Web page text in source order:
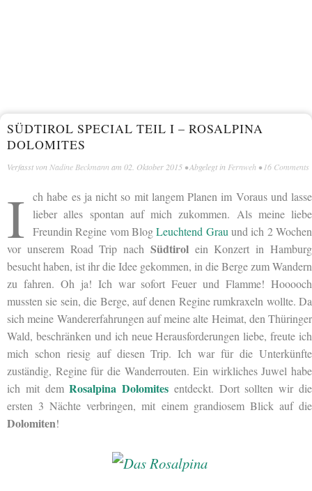
SÜDTIROL SPECIAL TEIL I – ROSALPINA
DOLOMITES
Verfasst von Nadine Beckmann am 02. Oktober 2015 • Abgelegt in Fernweh • 16 Comments
I ch habe es ja nicht so mit langem Planen im Voraus und lasse
lieber alles spontan auf mich zukommen. Als meine liebe
Freundin Regine vom BlogLeuchtend Grau und ich 2 Wochen
vor unserem Road Trip nach Südtirolein Konzert in Hamburg
besucht haben, ist ihr die Idee gekommen, in die Berge zum Wandern
zu fahren. Oh ja! Ich war sofort Feuer und Flamme! Hooooch
mussten sie sein, die Berge, auf denen Regine rumkraxeln wollte. Da
sich meine Wandererfahrungen auf meine alte Heimat, den Thüringer
Wald, beschränken und ich neue Herausforderungen liebe, freute ich
mich schon riesig auf diesen Trip. Ich war für die Unterkünfte
zuständig, Regine für die Wanderrouten. Ein wirkliches Juwel habe
ich mit demRosalpina Dolomites entdeckt. Dort sollten wir die
ersten 3 Nächte verbringen, mit einem grandiosem Blick auf die
Dolomiten!